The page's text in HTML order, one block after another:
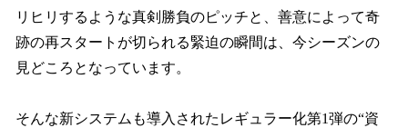
リヒリするような真剣勝負のピッチと、善意によって奇
跡の再スタートが切られる緊迫の瞬間は、今シーズンの
見どころとなっています。
そんな新システムも導入されたレギュラー化第1弾の“資